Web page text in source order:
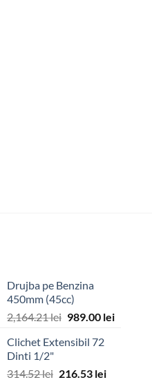
Drujba pe Benzina
450mm (45cc)
2,164.21lei Prețul
a
2,164.21 lei.
989.00 leiPrețul
Clichet Extensibil 72
Dinti 1/2"
314.52lei Prețul
216.53 leiPrețul